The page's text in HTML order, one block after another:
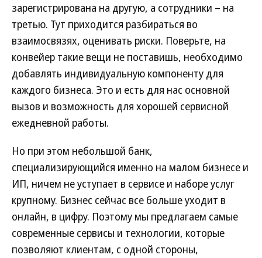
зарегистрирована на другую, а сотрудники – на
третью. Тут приходится разбираться во
взаимосвязях, оценивать риски. Поверьте, на
конвейер такие вещи не поставишь, необходимо
добавлять индивидуальную компоненту для
каждого бизнеса. Это и есть для нас основной
вызов и возможность для хорошей сервисной
ежедневной работы.
Но при этом небольшой банк,
специализирующийся именно на малом бизнесе и
ИП, ничем не уступает в сервисе и наборе услуг
крупному. Бизнес сейчас все больше уходит в
онлайн, в цифру. Поэтому мы предлагаем самые
современные сервисы и технологии, которые
позволяют клиентам, с одной стороны,